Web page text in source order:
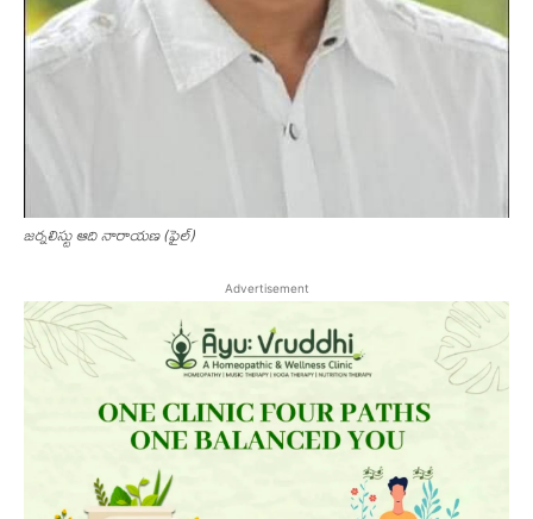
జ‌ర్న‌లిస్టు ఆది నారాయ‌ణ‌ (ఫైల్‌)
Advertisement